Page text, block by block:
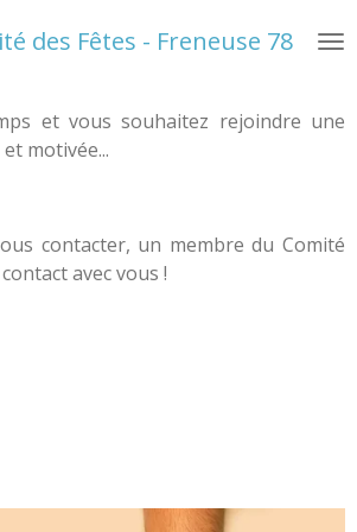
des Fêtes - Freneuse 78
et vous souhaitez rejoindre une
motivée...
contacter, un membre du Comité
avec vous !